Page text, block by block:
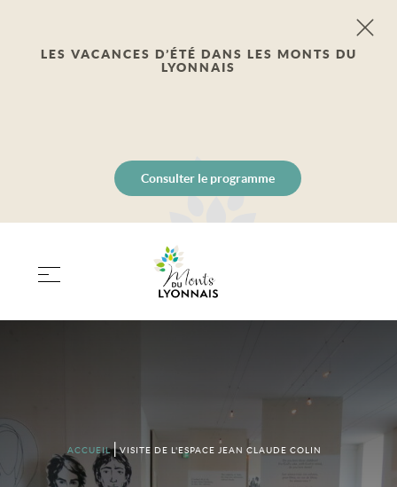
LES VACANCES D’ÉTÉ DANS LES MONTS DU
LYONNAIS
Consulter le programme
ACCUEIL VISITE DE L'ESPACE JEAN CLAUDE COLIN